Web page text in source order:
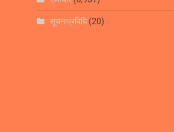
सूचनाप्रविधि(20)